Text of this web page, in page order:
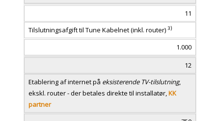
11
Tilslutningsafgift til Tune Kabelnet (inkl. router)3)
1.000
12
Etablering af internet på eksisterende TV-tilslutning,
ekskl. router - der betales direkte til installatør,KK
partner